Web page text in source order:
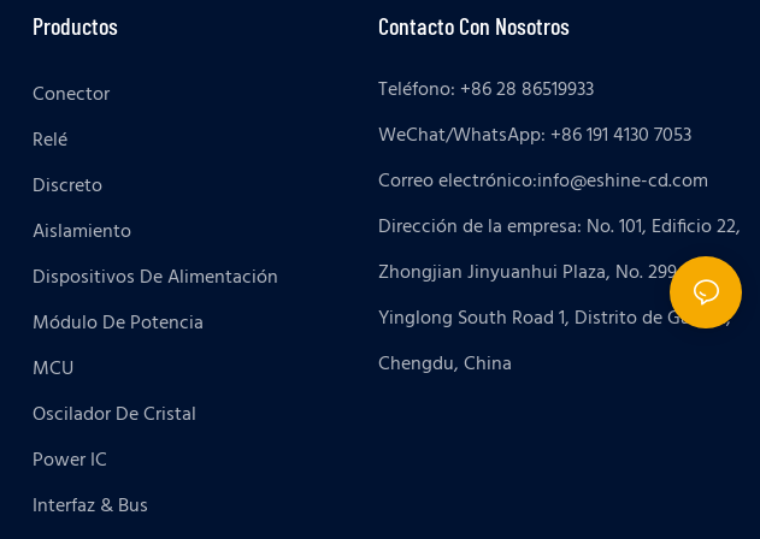
Productos
Conector
Relé
Discreto
Aislamiento
Dispositivos De Alimentación
Módulo De Potencia
MCU
Oscilador De Cristal
Power IC
Interfaz & Bus
Contacto Con Nosotros
Teléfono: +86 28 86519933
WeChat/WhatsApp: +86 191 4130 7053
Correo electrónico:info@eshine-cd.com
Dirección de la empresa: No. 101, Edificio 22,
Zhongjian Jinyuanhui Plaza, No. 299
Yinglong South Road 1, Distrito de Gaoxin,
Chengdu, China